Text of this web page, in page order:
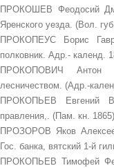
ПРОКОШЕВ Феодосий
Яренского уезда. (Вол.
ПРОКОПЕУС Борис
полковник. Адр.- календ.
ПРОКОПОВИЧ Антон
лесничеством. (Адр.-
ПРОКОПЬЕВ Евгений
правления,. (Пам. кн. 1865)
ПРОЗОРОВ Яков
Гос. банка, вятский 1-й
ПРОКОПЬЕВ Тимофей